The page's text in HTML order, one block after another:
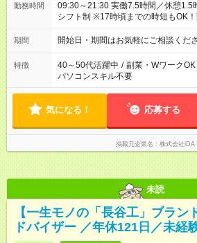
勤務時間
09:30～21:30 実働7.5時間／休憩1.5時間 営業時間に合わせた
シフト制 ※17時頃までの時短もOK
期間 開始日・期間はお気軽にご相談くだ
特徴 40～50代活躍中 / 副業・WワークOK
パソコンスキル不要
気になる！ 応募する
掲載元企業名 株式会社iDA
未読
【一生モノの「長谷工」ブラン
ドバイザー ／年休121日／未経